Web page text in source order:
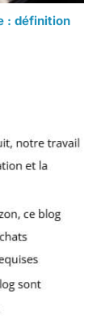
: définition